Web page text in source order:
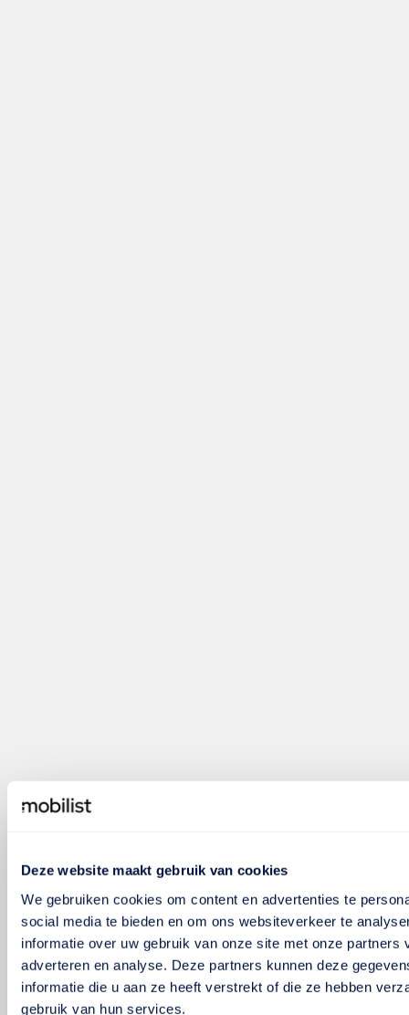
Deze website maakt gebruik van cookies
We gebruiken cookies om content en advertenties te
social media te bieden en om ons websiteverkeer te
informatie over uw gebruik van onze site met onze partners
adverteren en analyse. Deze partners kunnen deze
informatie die u aan ze heeft verstrekt of die ze hebben
gebruik van hun services.